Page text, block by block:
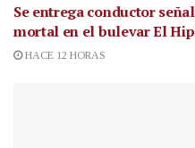
Se entrega conductor
mortal en el bulevar El
HACE 12 HORAS